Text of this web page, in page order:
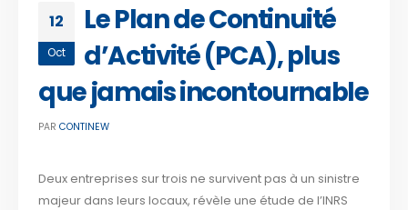
12
Oct
Le Plan de Continuité
d’Activité (PCA), plus
que jamais incontournable
PAR CONTINEW
Deux entreprises sur trois ne survivent pas à un sinistre
majeur dans leurs locaux, révèle une étude de l’INRS